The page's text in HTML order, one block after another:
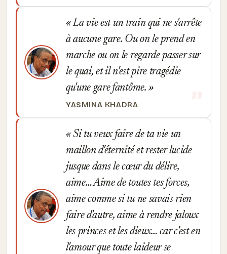
La vie est un train qui ne s'arrête
à aucune gare. Ou on le prend en
marche ou on le regarde passer sur
le quai, et il n'est pire tragédie
qu'une gare fantôme.
YASMINA KHADRA
Si tu veux faire de ta vie un
maillon d'éternité et rester lucide
jusque dans le cœur du délire,
aime… Aime de toutes tes forces,
aime comme si tu ne savais rien
faire d'autre, aime à rendre jaloux
les princes et les dieux… car c'est en
l'amour que toute laideur se